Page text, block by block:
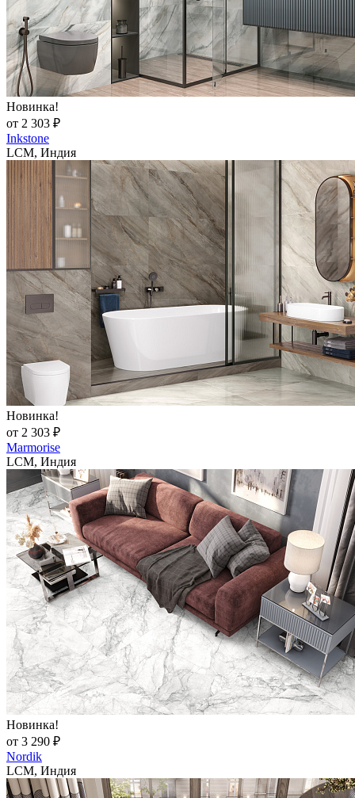
Новинка!
от 2 303 ₽
Inkstone
LCM, Индия
Новинка!
от 2 303 ₽
Marmorise
LCM, Индия
Новинка!
от 3 290 ₽
Nordik
LCM, Индия